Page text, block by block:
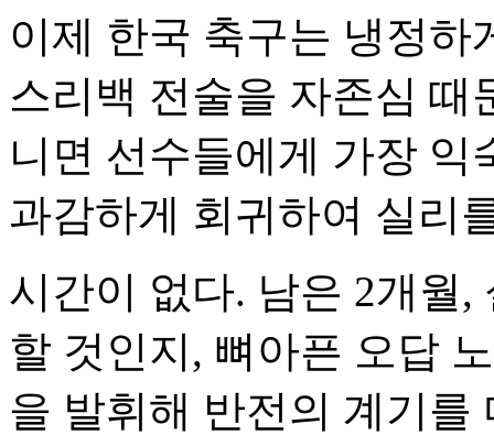
이제 한국 축구는 냉정하
스리백 전술을 자존심 때
니면 선수들에게 가장
과감하게 회귀하여 실리
시간이 없다. 남은 2개월
할 것인지, 뼈아픈 오답
을 발휘해 반전의 계기를